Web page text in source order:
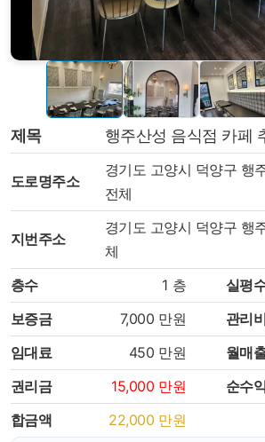
제목 행주산성 음식점 카페
도로명주소
경기도 고양시 덕양구 행
전체
지번주소
경기도 고양시 덕양구 행
체
층수
1 층 실평
보증금
7,000 만원 관리
임대료
450 만원 월매
권리금
15,000 만원 순수
합금액
22,000 만원